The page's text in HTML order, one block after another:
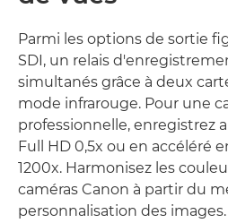
Parmi les options de sortie
SDI, un relais
simultanés grâce à deux
mode infrarouge. Pour une
professionnelle, enregistrez
Full HD 0,5x ou en accéléré
1200x. Harmonisez les
caméras Canon à partir du
personnalisation des images.